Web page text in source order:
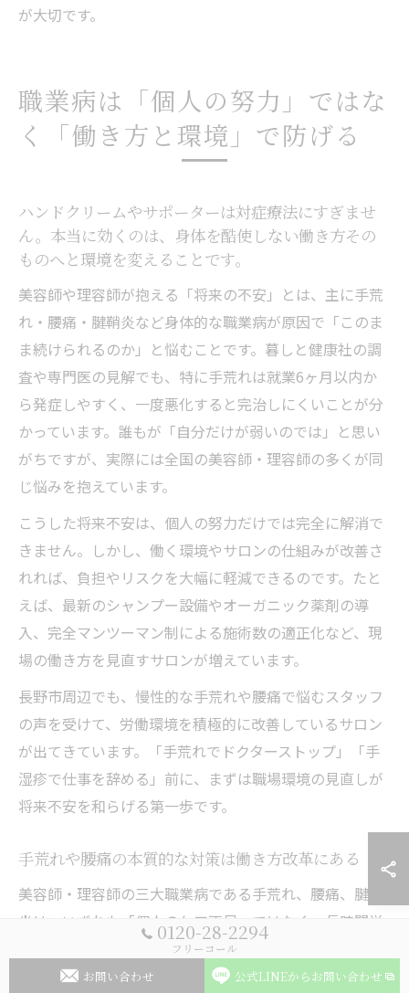
が大切です。
職業病は「個人の努力」ではな
く「働き方と環境」で防げる
ハンドクリームやサポーターは対症療法にすぎませ
ん。本当に効くのは、身体を酷使しない働き方その
ものへと環境を変えることです。
美容師や理容師が抱える「将来の不安」とは、主に手荒
れ・腰痛・腱鞘炎など身体的な職業病が原因で「このま
ま続けられるのか」と悩むことです。暮しと健康社の調
査や専門医の見解でも、特に手荒れは就業6ヶ月以内か
ら発症しやすく、一度悪化すると完治しにくいことが分
かっています。誰もが「自分だけが弱いのでは」と思い
がちですが、実際には全国の美容師・理容師の多くが同
じ悩みを抱えています。
こうした将来不安は、個人の努力だけでは完全に解消で
きません。しかし、働く環境やサロンの仕組みが改善さ
れれば、負担やリスクを大幅に軽減できるのです。たと
えば、最新のシャンプー設備やオーガニック薬剤の導
入、完全マンツーマン制による施術数の適正化など、現
場の働き方を見直すサロンが増えています。
長野市周辺でも、慢性的な手荒れや腰痛で悩むスタッフ
の声を受けて、労働環境を積極的に改善しているサロン
が出てきています。「手荒れでドクターストップ」「手
湿疹で仕事を辞める」前に、まずは職場環境の見直しが
将来不安を和らげる第一歩です。
手荒れや腰痛の本質的な対策は働き方改革にある
美容師・理容師の三大職業病である手荒れ、腰痛、腱鞘
炎は、いずれも「個人のケア不足」ではなく、長時間労
働や高回転型の施術体制、薬剤や設備の問題といった“働
き方”に根本原因があります。実際、手荒れは一度発症す
0120-28-2294
フリーコール
お問い合わせ 公式LINEからお問い合わせ